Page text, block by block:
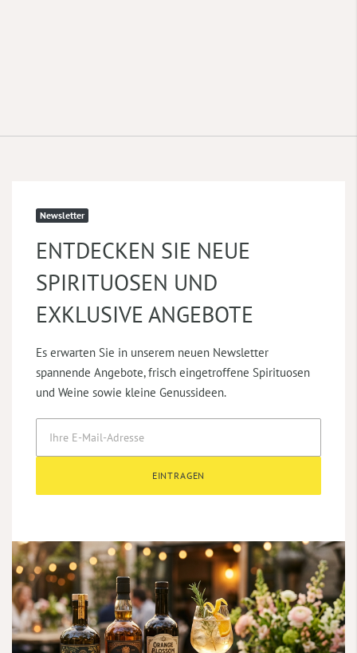
Newsletter
ENTDECKEN SIE NEUE
SPIRITUOSEN UND
EXKLUSIVE ANGEBOTE
Es erwarten Sie in unserem neuen Newsletter
spannende Angebote, frisch eingetroffene Spirituosen
und Weine sowie kleine Genussideen.
EINTRAGEN